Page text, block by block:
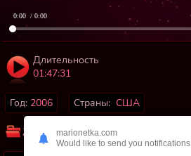
0:00 / 0:00
Длительность
01:47:31
Год: 2006 Страны: США
Жанр: Драмы Мелодрамы
marionetka.com
Would like to send you notifications